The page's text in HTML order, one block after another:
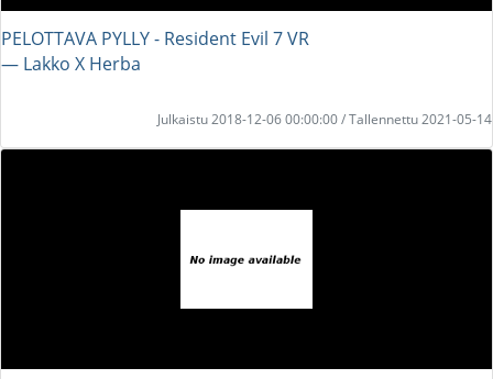
PELOTTAVA PYLLY - Resident Evil 7 VR
― Lakko X Herba
Julkaistu 2018-12-06 00:00:00 / Tallennettu 2021-05-14